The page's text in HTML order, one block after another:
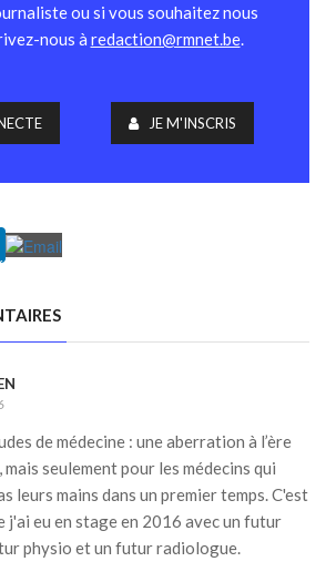
ou si vous souhaitez nous
nous à redaction@rmnet.be.
JE M'INSCRIS
de médecine : une aberration à l’ère
mais seulement pour les médecins qui
leurs mains dans un premier temps. C'est
j'ai eu en stage en 2016 avec un futur
physio et un futur radiologue.